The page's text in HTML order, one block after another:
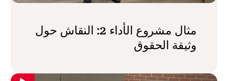
مثال مشروع الأداء 2: النقاش حول
وثيقة الحقوق